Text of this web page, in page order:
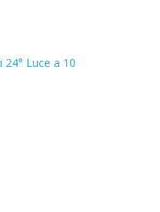
24° Luce a 10